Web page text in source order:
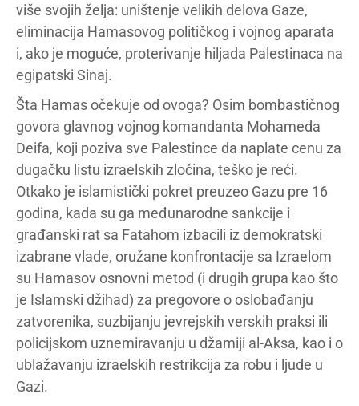
više svojih želja: uništenje velikih delova Gaze,
eliminacija Hamasovog političkog i vojnog aparata
i, ako je moguće, proterivanje hiljada Palestinaca na
egipatski Sinaj.
Šta Hamas očekuje od ovoga? Osim bombastičnog
govora glavnog vojnog komandanta Mohameda
Deifa, koji poziva sve Palestince da naplate cenu za
dugačku listu izraelskih zločina, teško je reći.
Otkako je islamistički pokret preuzeo Gazu pre 16
godina, kada su ga međunarodne sankcije i
građanski rat sa Fatahom izbacili iz demokratski
izabrane vlade, oružane konfrontacije sa Izraelom
su Hamasov osnovni metod (i drugih grupa kao što
je Islamski džihad) za pregovore o oslobađanju
zatvorenika, suzbijanju jevrejskih verskih praksi ili
policijskom uznemiravanju u džamiji al-Aksa, kao i o
ublažavanju izraelskih restrikcija za robu i ljude u
Gazi.